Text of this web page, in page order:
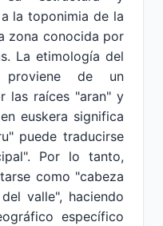
la toponimia de la
zona conocida por
La etimología del
proviene de un
las raíces "aran" y
euskera significa
puede traducirse
Por lo tanto,
como "cabeza
valle", haciendo
específico